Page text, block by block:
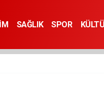
SAĞLIK SPOR